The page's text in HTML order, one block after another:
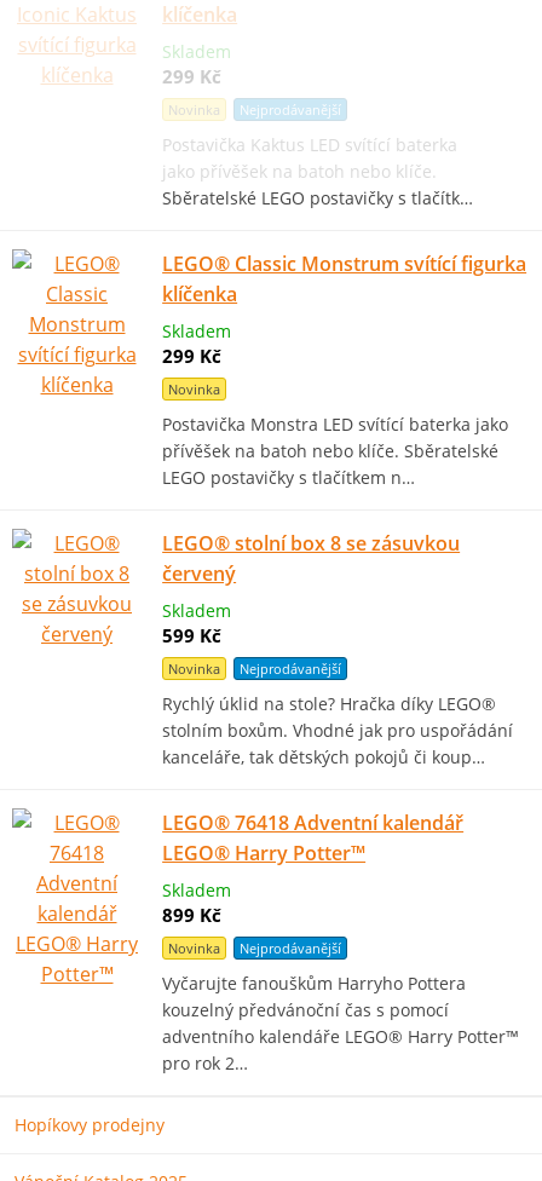
klíčenka
Skladem
299 Kč
Novinka Nejprodávanější
Postavička Kaktus LED svítící baterka
jako přívěšek na batoh nebo klíče.
Sběratelské LEGO postavičky s tlačítk…
LEGO® Classic Monstrum svítící figurka
klíčenka
Skladem
299 Kč
Novinka
Postavička Monstra LED svítící baterka jako
přívěšek na batoh nebo klíče. Sběratelské
LEGO postavičky s tlačítkem n…
LEGO® stolní box 8 se zásuvkou
červený
Skladem
599 Kč
Novinka Nejprodávanější
Rychlý úklid na stole? Hračka díky LEGO®
stolním boxům. Vhodné jak pro uspořádání
kanceláře, tak dětských pokojů či koup…
LEGO® 76418 Adventní kalendář
LEGO® Harry Potter™
Skladem
899 Kč
Novinka Nejprodávanější
Vyčarujte fanouškům Harryho Pottera
kouzelný předvánoční čas s pomocí
adventního kalendáře LEGO® Harry Potter™
pro rok 2…
Hopíkovy prodejny